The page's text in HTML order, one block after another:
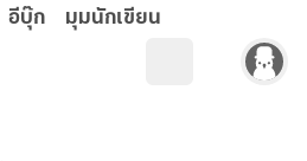
อีบุ๊ก มุมนักเขียน